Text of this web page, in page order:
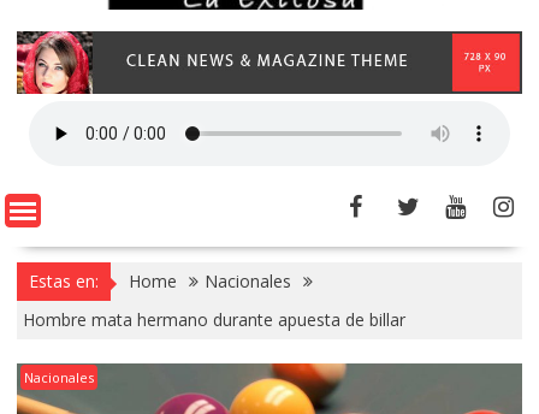
Estas en: Home
Nacionales
Hombre mata hermano durante apuesta de billar
Nacionales